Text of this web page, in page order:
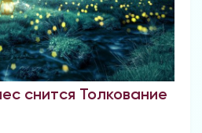
снится Толкование